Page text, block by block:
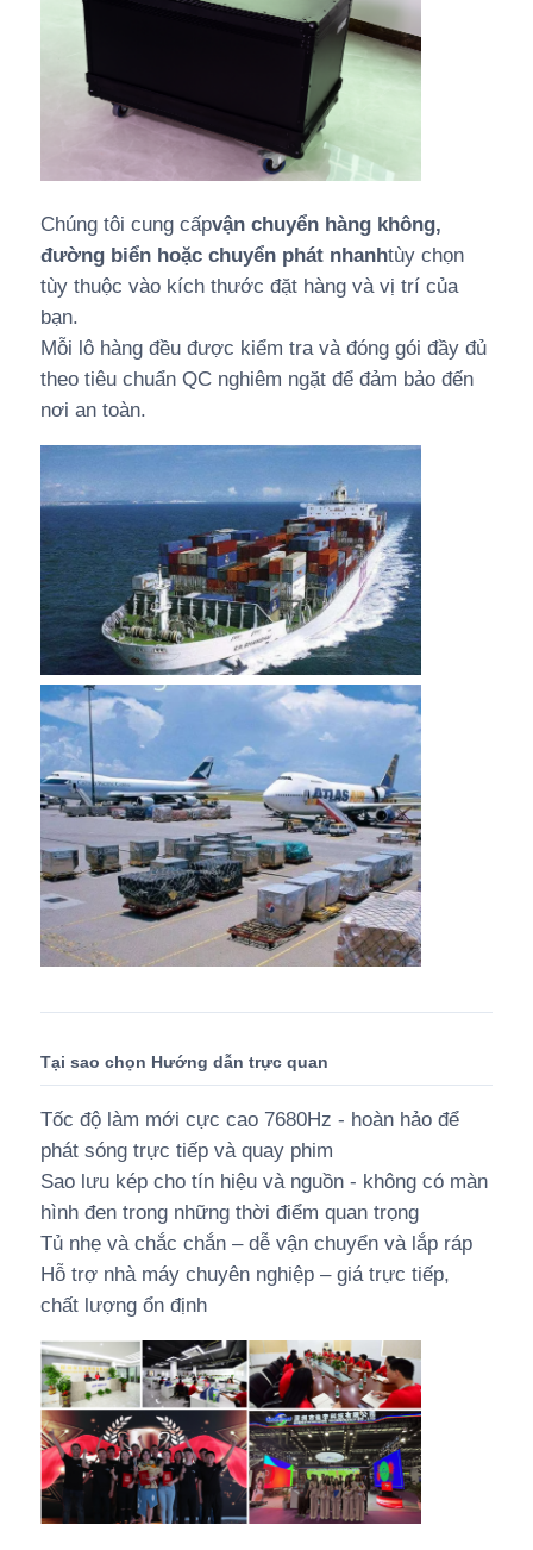
Chúng tôi cung cấpvận chuyển hàng không,
đường biển hoặc chuyển phát nhanhtùy chọn
tùy thuộc vào kích thước đặt hàng và vị trí của
bạn.
Mỗi lô hàng đều được kiểm tra và đóng gói đầy đủ
theo tiêu chuẩn QC nghiêm ngặt để đảm bảo đến
nơi an toàn.
Tại sao chọn Hướng dẫn trực quan
Tốc độ làm mới cực cao 7680Hz - hoàn hảo để
phát sóng trực tiếp và quay phim
Sao lưu kép cho tín hiệu và nguồn - không có màn
hình đen trong những thời điểm quan trọng
Tủ nhẹ và chắc chắn – dễ vận chuyển và lắp ráp
Hỗ trợ nhà máy chuyên nghiệp – giá trực tiếp,
chất lượng ổn định